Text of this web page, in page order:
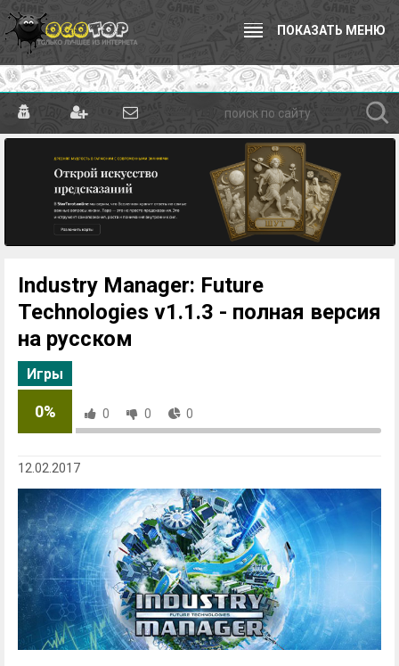
ПОКАЗАТЬ МЕНЮ
Industry Manager: Future
Technologies v1.1.3 - полная версия
на русском
Игры
0% 0 0 0
12.02.2017